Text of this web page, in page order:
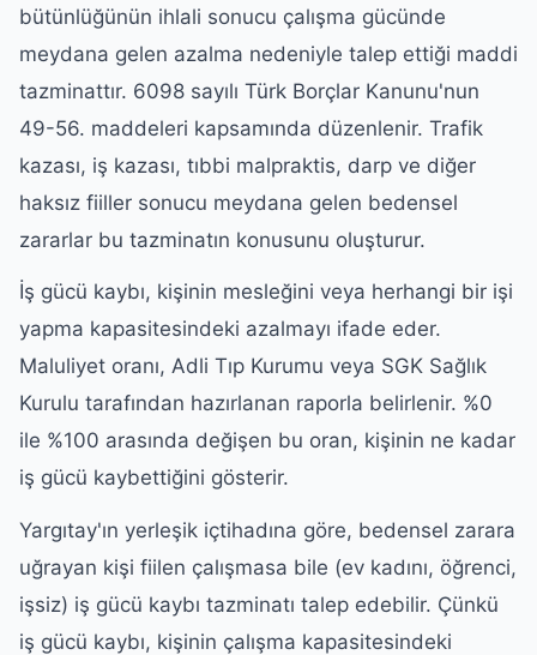
bütünlüğünün ihlali sonucu çalışma gücünde
meydana gelen azalma nedeniyle talep ettiği maddi
tazminattır. 6098 sayılı Türk Borçlar Kanunu'nun
49-56. maddeleri kapsamında düzenlenir. Trafik
kazası, iş kazası, tıbbi malpraktis, darp ve diğer
haksız fiiller sonucu meydana gelen bedensel
zararlar bu tazminatın konusunu oluşturur.
İş gücü kaybı, kişinin mesleğini veya herhangi bir işi
yapma kapasitesindeki azalmayı ifade eder.
Maluliyet oranı, Adli Tıp Kurumu veya SGK Sağlık
Kurulu tarafından hazırlanan raporla belirlenir. %0
ile %100 arasında değişen bu oran, kişinin ne kadar
iş gücü kaybettiğini gösterir.
Yargıtay'ın yerleşik içtihadına göre, bedensel zarara
uğrayan kişi fiilen çalışmasa bile (ev kadını, öğrenci,
işsiz) iş gücü kaybı tazminatı talep edebilir. Çünkü
iş gücü kaybı, kişinin çalışma kapasitesindeki